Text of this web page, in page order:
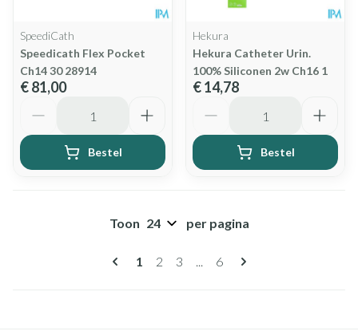
SpeediCath
Speedicath Flex Pocket
Ch14 30 28914
€ 81,00
Bestel
Hekura
Hekura Catheter Urin.
100% Siliconen 2w Ch16 1
€ 14,78
Bestel
Pagina's
U lees momenteel pagina
1 Pagina
2 Pagina
3 ... Pagina
6
Toon per pagina